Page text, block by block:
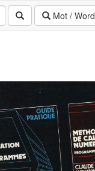
Mot / Word